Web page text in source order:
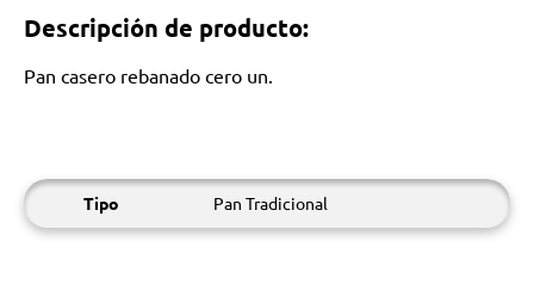
Descripción de producto:
Pan casero rebanado cero un.
Tipo Pan Tradicional